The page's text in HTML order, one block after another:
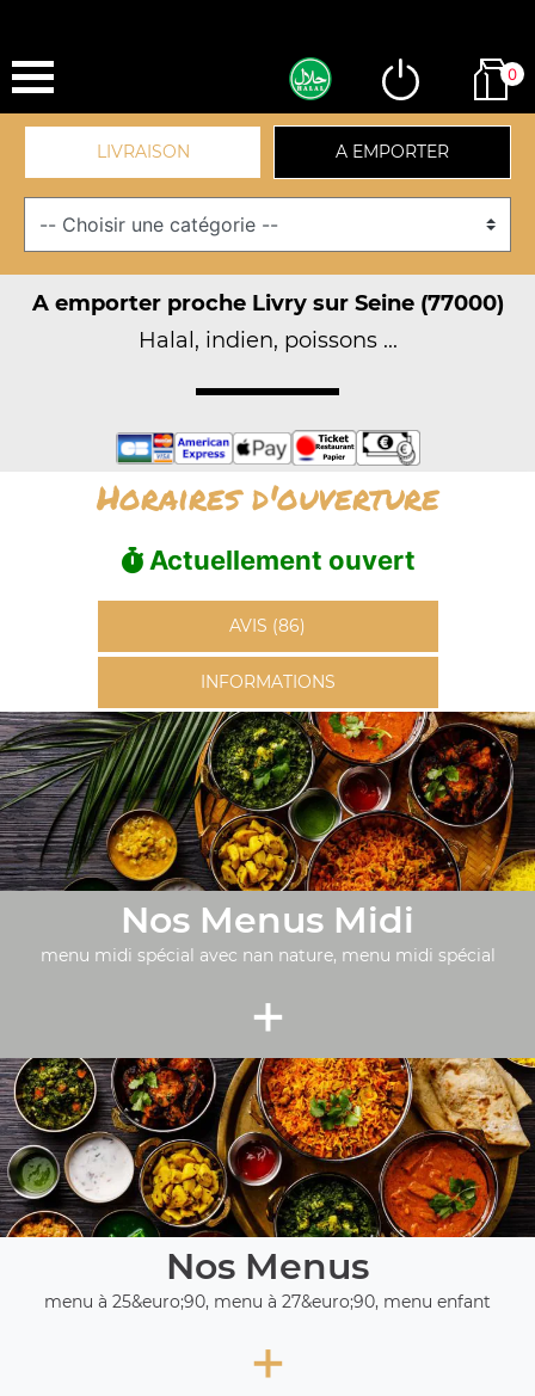
0
LIVRAISON A EMPORTER
A emporter proche Livry sur Seine (77000)
Halal, indien, poissons ...
Horaires d'ouverture
Actuellement ouvert
AVIS (86)
INFORMATIONS
Nos Menus Midi
menu midi spécial avec nan nature, menu midi spécial
+
Nos Menus
menu à 25&euro;90, menu à 27&euro;90, menu enfant
+